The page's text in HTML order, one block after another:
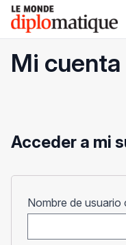
Skip
content
Le monde diplomatique
Mi cuenta
Acceder a mi
Nombre de